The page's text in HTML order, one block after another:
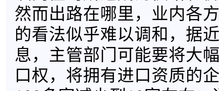
然而出路在哪里，业内各
的看法似乎难以调和，据
息，主管部门可能要将大
口权，将拥有进口资质的